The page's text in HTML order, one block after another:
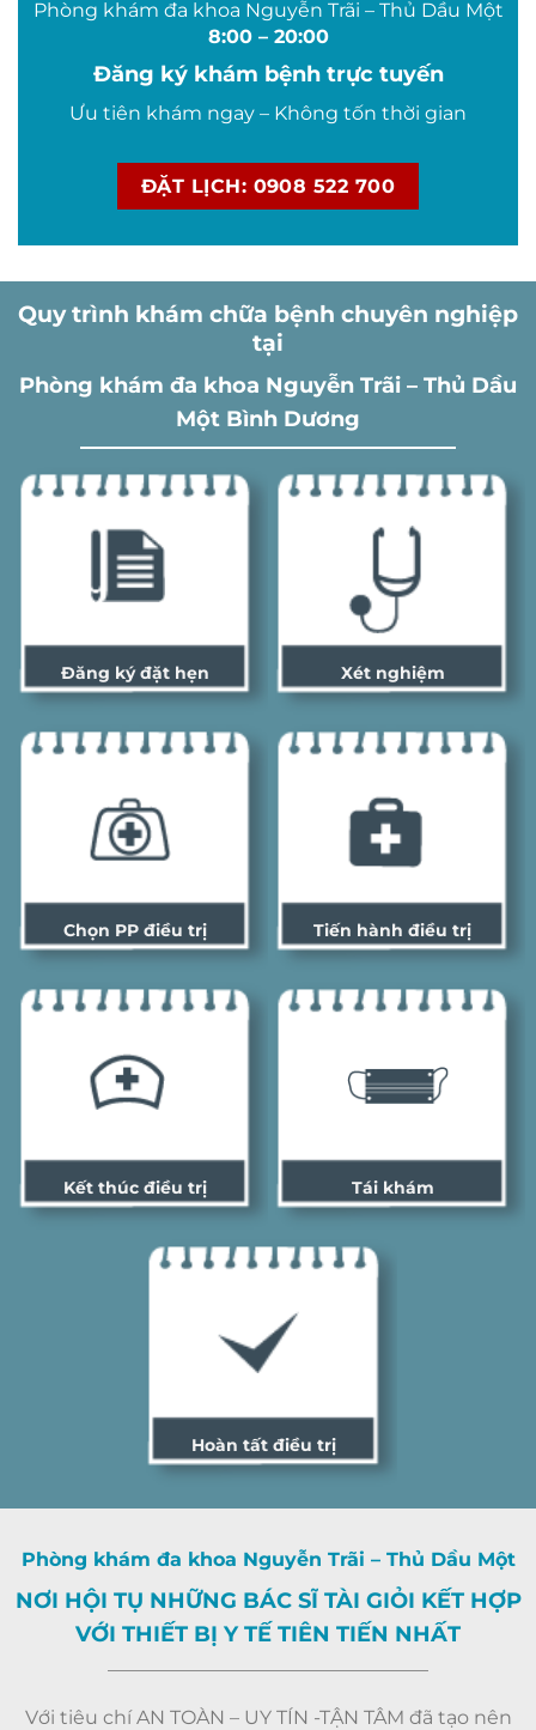
Phòng khám đa khoa Nguyễn Trãi – Thủ Dầu Một
8:00 – 20:00
Đăng ký khám bệnh trực tuyến
Ưu tiên khám ngay – Không tốn thời gian
ĐẶT LỊCH: 0908 522 700
Quy trình khám chữa bệnh chuyên nghiệp
tại
Phòng khám đa khoa Nguyễn Trãi – Thủ Dầu
Một Bình Dương
Đăng ký đặt hẹn Xét nghiệm
Chọn PP điều trị Tiến hành điều trị
Kết thúc điều trị Tái khám
Hoàn tất điều trị
Phòng khám đa khoa Nguyễn Trãi – Thủ Dầu Một
NƠI HỘI TỤ NHỮNG BÁC SĨ TÀI GIỎI KẾT HỢP
VỚI THIẾT BỊ Y TẾ TIÊN TIẾN NHẤT
Với tiêu chí AN TOÀN – UY TÍN -TẬN TÂM đã tạo nên